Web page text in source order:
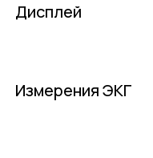
Дисплей
Измерения ЭКГ